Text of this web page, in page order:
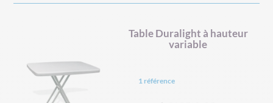
Table Duralight à hauteur
variable
1 référence